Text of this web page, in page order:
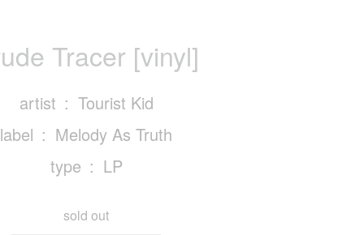
Tracer [vinyl]
artist
Tourist Kid
label
Melody As Truth
type
LP
sold out